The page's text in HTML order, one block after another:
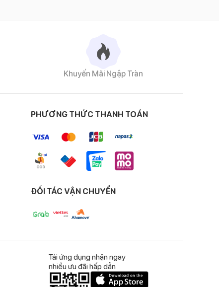
Khuyến Mãi Ngập Tràn
PHƯƠNG THỨC THANH TOÁN
ĐỐI TÁC VẬN CHUYỂN
Tải ứng dụng nhận ngay
nhiều ưu đãi hấp dẫn